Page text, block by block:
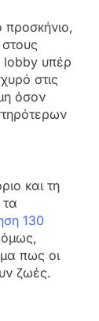
προσκήνιο,
lobby υπέρ
στις
όσον
και τη
130
όμως,
πως οι
ζωές.